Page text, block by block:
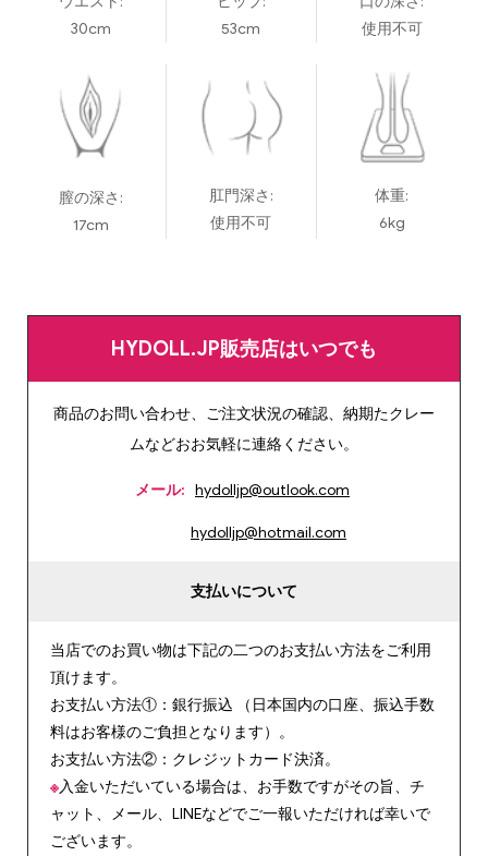
30cm
53cm
使用不可
膣の深さ:
17cm
肛門深さ:
使用不可
体重:
6kg
HYDOLL.JP販売店はいつでも
商品のお問い合わせ、ご注文状況の確認、納期たクレー
ムなどおお気軽に連絡ください。
メール: hydolljp@outlook.com
hydolljp@hotmail.com
支払いについて
当店でのお買い物は下記の二つのお支払い方法をご利用
頂けます。
お支払い方法①：銀行振込 （日本国内の口座、振込手数
料はお客様のご負担となります）。
お支払い方法②：クレジットカード決済。
※入金いただいている場合は、お手数ですがその旨、チ
ャット、メール、LINEなどでご一報いただければ幸いで
ございます。